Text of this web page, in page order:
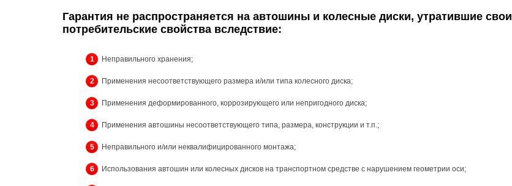
Гарантия не распространяется на автошины и колесные диски, утратившие свои
потребительские свойства вследствие:
1 Неправильного хранения;
2 Применения несоответствующего размера и/или типа колесного диска;
3 Применения деформированного, коррозирующего или непригодного диска;
4 Применения автошины несоответствующего типа, размера, конструкции и т.п.;
5 Неправильного и/или неквалифицированного монтажа;
6 Использования автошин или колесных дисков на транспортном средстве с нарушением геометрии оси;